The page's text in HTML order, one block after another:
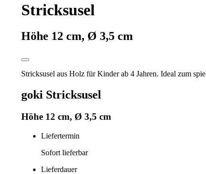
Stricksusel
Höhe 12 cm, Ø 3,5 cm
Stricksusel aus Holz für Kinder ab 4 Jahren. Ideal zum
goki Stricksusel
Höhe 12 cm, Ø 3,5 cm
Liefertermin
Sofort lieferbar
Lieferdauer